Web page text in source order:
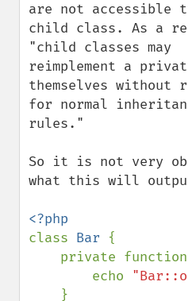
are not accessible
child class. As a
"child classes may
reimplement a
themselves without
for normal
rules."
So it is not very
what this will
class Bar {
    private function
        echo